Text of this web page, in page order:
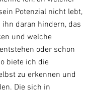
Potenzial nicht lebt,
daran hindern, das
und welche
oder schon
biete ich die
zu erkennen und
Die sich in